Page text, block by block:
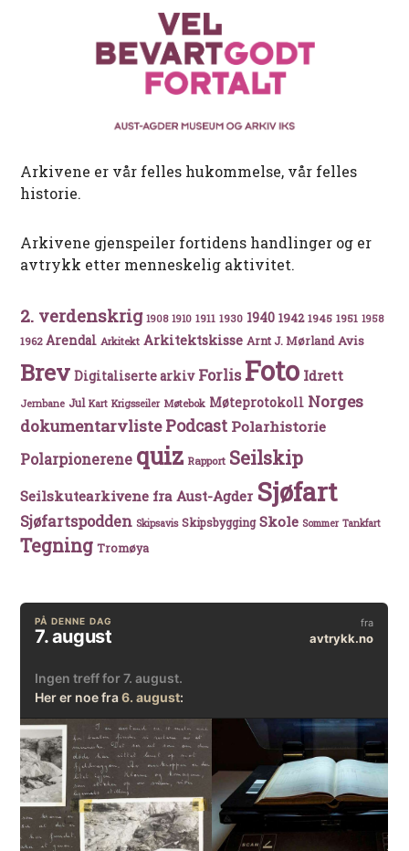
Arkivene er vår felles hukommelse, vår felles
historie.
Arkivene gjenspeiler fortidens handlinger og er
avtrykk etter menneskelig aktivitet.
2. verdenskrig 1908 1910 1911 1930 1940 1942 1945 1951 1958
1962 Arendal Arkitekt Arkitektskisse Arnt J. Mørland Avis
Brev Digitaliserte arkiv Forlis Foto Idrett
Jernbane Jul Kart Krigsseiler Møtebok Møteprotokoll Norges
dokumentarvlistePodcast Polarhistorie
Polarpionerene quiz Rapport Seilskip
Seilskutearkivene fra Aust-Agder Sjøfart
Sjøfartspodden Skipsavis Skipsbygging Skole Sommer Tankfart
Tegning Tromøya